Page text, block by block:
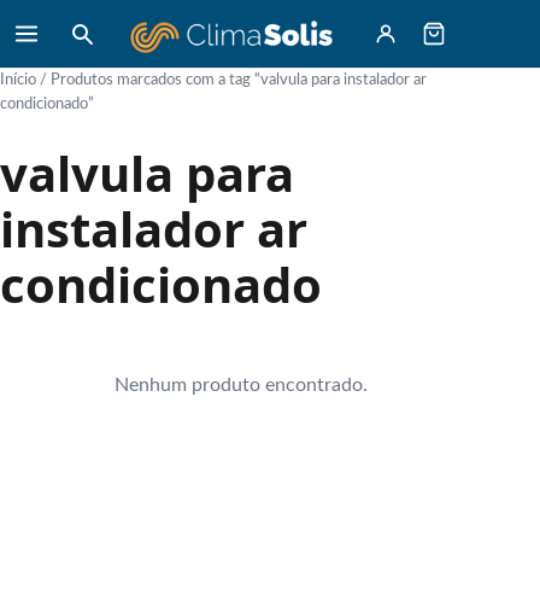
Início / Produtos marcados com a tag “valvula para instalador ar
condicionado”
valvula para
instalador ar
condicionado
Nenhum produto encontrado.